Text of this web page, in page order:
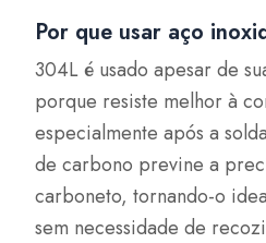
Por que usar aço
304L é usado apesar de
porque resiste melhor à
especialmente após a
de carbono previne a
carboneto, tornando-o
sem necessidade de